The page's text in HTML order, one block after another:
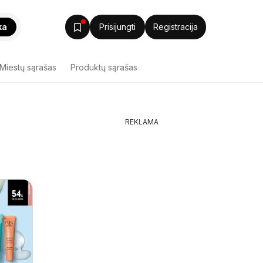
Prisijungti Registracija
Miestų sąrašas Produktų sąrašas
REKLAMA